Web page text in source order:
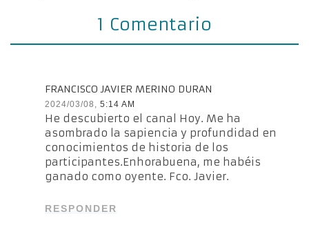
1 Comentario
FRANCISCO JAVIER MERINO DURAN
2024/03/08, 5:14 AM
He descubierto el canal Hoy. Me ha
asombrado la sapiencia y profundidad en
conocimientos de historia de los
participantes.Enhorabuena, me habéis
ganado como oyente. Fco. Javier.
RESPONDER